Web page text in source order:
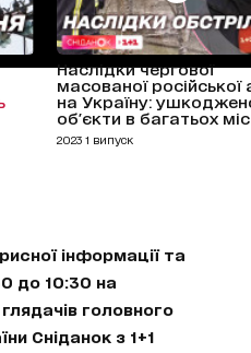
Наслідки чергової
масованої російської
на Україну:
об'єкти в багатьох
2023 1 випуск
інформації та
до 10:30 на
головного
Сніданок з 1+1